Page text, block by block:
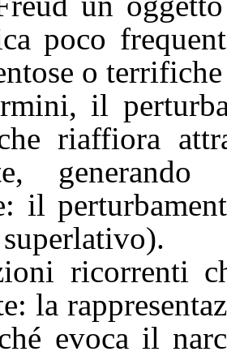
poco
o
il
riaffiora
il
ricorrenti
la
evoca il